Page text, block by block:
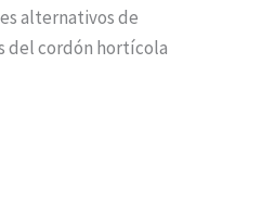
alternativos de
del cordón hortícola